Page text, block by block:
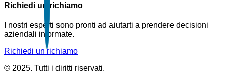
Richiedi un richiamo
I nostri esperti sono pronti ad aiutarti a prendere decisioni
aziendali informate.
Richiedi un richiamo
© 2025. Tutti i diritti riservati.